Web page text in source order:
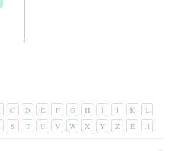
C D E F G H I J K
L
S T U V W X Y Z É Л